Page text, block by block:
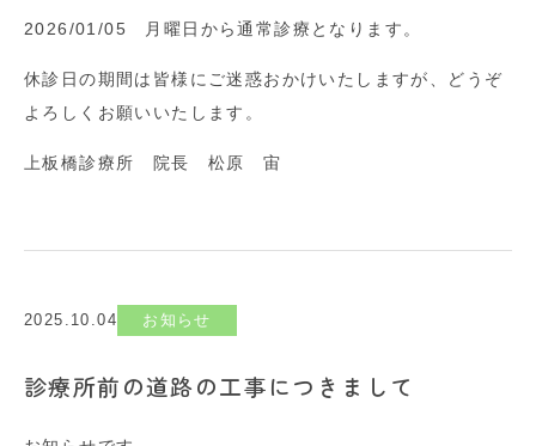
2026/01/05 月曜日から通常診療となります。
休診日の期間は皆様にご迷惑おかけいたしますが、どうぞ
よろしくお願いいたします。
上板橋診療所 院長 松原 宙
2025.10.04 お知らせ
診療所前の道路の工事につきまして